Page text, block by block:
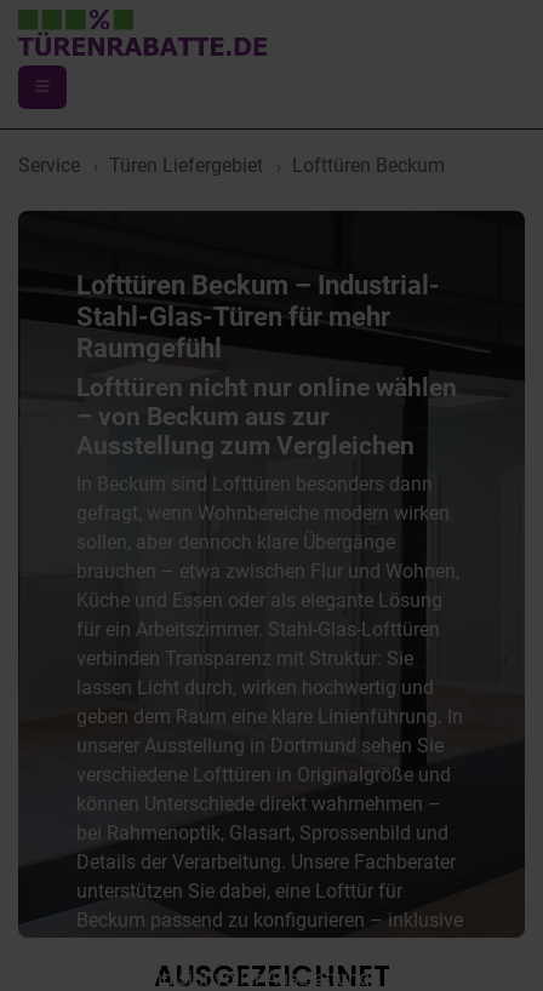
Service Türen Liefergebiet Lofttüren Beckum
Lofttüren Beckum – Industrial-
Stahl-Glas-Türen für mehr
Raumgefühl
Lofttüren nicht nur online wählen
– von Beckum aus zur
Ausstellung zum Vergleichen
In Beckum sind Lofttüren besonders dann
gefragt, wenn Wohnbereiche modern wirken
sollen, aber dennoch klare Übergänge
brauchen – etwa zwischen Flur und Wohnen,
Küche und Essen oder als elegante Lösung
für ein Arbeitszimmer. Stahl-Glas-Lofttüren
verbinden Transparenz mit Struktur: Sie
lassen Licht durch, wirken hochwertig und
geben dem Raum eine klare Linienführung. In
unserer Ausstellung in Dortmund sehen Sie
verschiedene Lofttüren in Originalgröße und
können Unterschiede direkt wahrnehmen –
bei Rahmenoptik, Glasart, Sprossenbild und
Details der Verarbeitung. Unsere Fachberater
unterstützen Sie dabei, eine Lofttür für
Beckum passend zu konfigurieren – inklusive
Einbau und sinnvoller Ausstattung.